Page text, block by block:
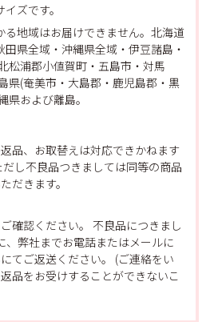
ズです。
る地域はお届けできません。北海道
県全域・沖縄県全域・伊豆諸島・
松浦郡小値賀町・五島市・対馬
県(奄美市・大島郡・鹿児島郡・黒
県および離島。
品、お取替えは対応できかねます
し不良品つきましては同等の商品
だきます。
確認ください。 不良品につきまし
、弊社までお電話またはメールに
てご返送ください。 (ご連絡をい
品をお受けすることができないこ